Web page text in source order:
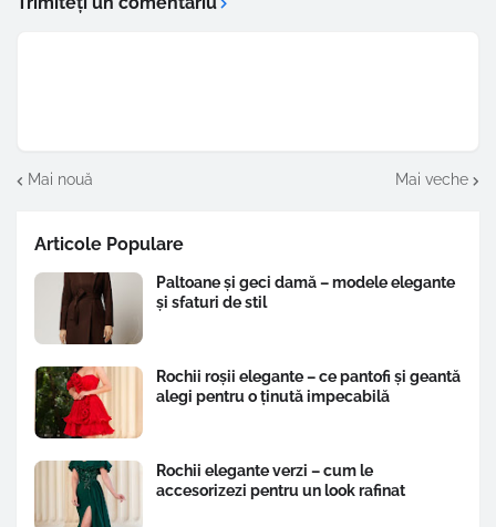
Mai nouă Mai veche
Articole Populare
Paltoane și geci damă – modele elegante
și sfaturi de stil
Rochii roșii elegante – ce pantofi și geantă
alegi pentru o ținută impecabilă
Rochii elegante verzi – cum le
accesorizezi pentru un look rafinat